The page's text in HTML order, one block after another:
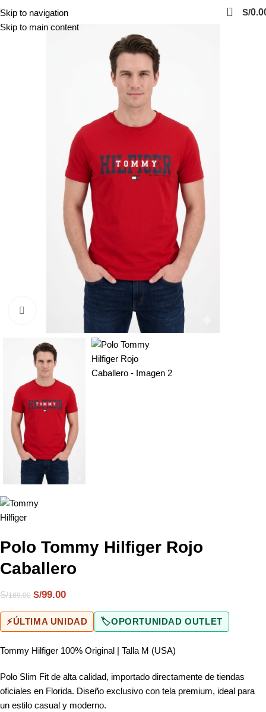
Skip to navigation
Skip to main content
0
S/
Click to enlarge
Polo Tommy Hilfiger Rojo
Caballero
S/189.00 S/99.00
⚡ÚLTIMA UNIDAD 🏷️OPORTUNIDAD OUTLET
Tommy Hilfiger 100% Original | Talla M (USA)
Polo Slim Fit de alta calidad, importado directamente de tiendas
oficiales en Florida. Diseño exclusivo con tela premium, ideal para
un estilo casual y moderno.